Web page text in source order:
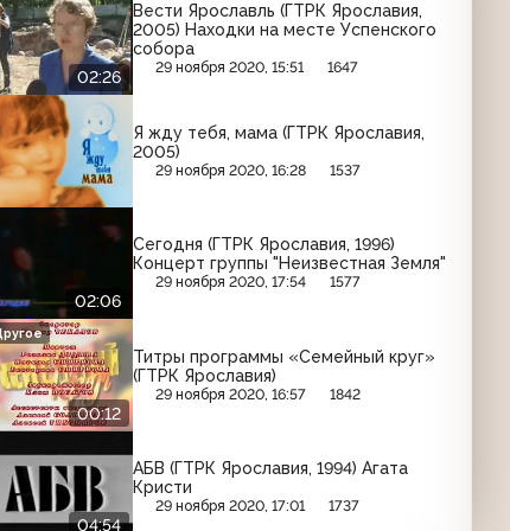
02:26
Вести Ярославль (ГТРК Ярославия,
2005) Находки на месте Успенского
собора
29 ноября 2020, 15:51 1647
Я жду тебя, мама (ГТРК Ярославия,
2005)
29 ноября 2020, 16:28 1537
02:06
Сегодня (ГТРК Ярославия, 1996)
Концерт группы "Неизвестная Земля"
29 ноября 2020, 17:54 1577
00:12
Титры программы «Семейный круг»
(ГТРК Ярославия)
29 ноября 2020, 16:57 1842
04:54
АБВ (ГТРК Ярославия, 1994) Агата
Кристи
29 ноября 2020, 17:01 1737